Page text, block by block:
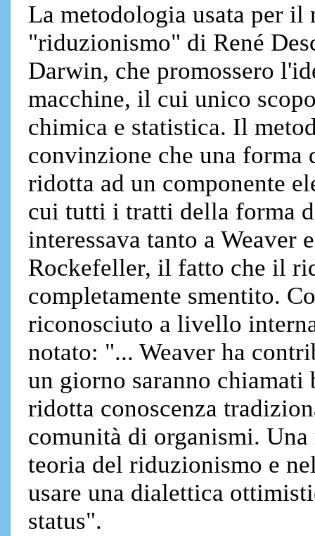
La metodologia usata per
"riduzionismo" di René
Darwin, che promossero
macchine, il cui unico
chimica e statistica. Il
convinzione che una forma
ridotta ad un componente
cui tutti i tratti della forma
interessava tanto a Weaver
Rockefeller, il fatto che il
completamente smentito.
riconosciuto a livello
notato: "... Weaver ha
un giorno saranno
ridotta conoscenza
comunità di organismi.
teoria del riduzionismo e
usare una dialettica
status".